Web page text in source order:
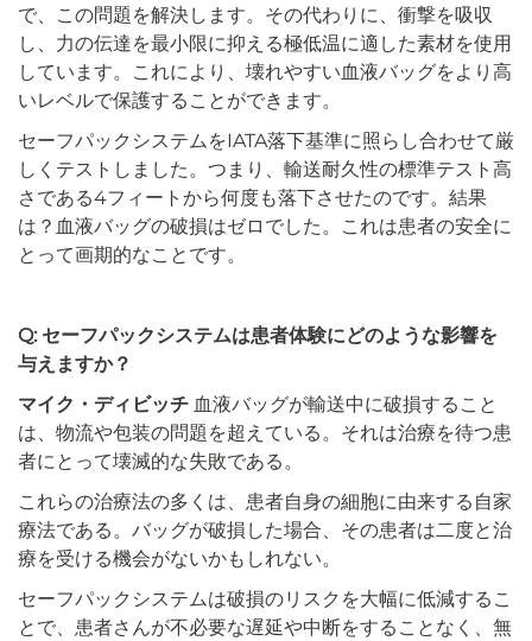
で、この問題を解決します。その代わりに、衝撃を吸収
し、力の伝達を最小限に抑える極低温に適した素材を使用
しています。これにより、壊れやすい血液バッグをより高
いレベルで保護することができます。
セーフパックシステムをIATA落下基準に照らし合わせて厳
しくテストしました。つまり、輸送耐久性の標準テスト高
さである4フィートから何度も落下させたのです。結果
は？血液バッグの破損はゼロでした。これは患者の安全に
とって画期的なことです。
Q: セーフパックシステムは患者体験にどのような影響を
与えますか？
マイク・ディビッチ 血液バッグが輸送中に破損すること
は、物流や包装の問題を超えている。それは治療を待つ患
者にとって壊滅的な失敗である。
これらの治療法の多くは、患者自身の細胞に由来する自家
療法である。バッグが破損した場合、その患者は二度と治
療を受ける機会がないかもしれない。
セーフパックシステムは破損のリスクを大幅に低減するこ
とで、患者さんが不必要な遅延や中断をすることなく、無